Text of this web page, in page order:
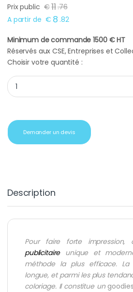
Prix public €11.76
A partir de € 8 .82
Minimum de commande 1500 € HT
Réservés aux CSE, Entreprises et
Choisir votre quantité :
Set de coloriage quantity
Demander un devis
Description
Pour faire forte impression,
publicitaireunique et
méthode la plus efficace. La
longue, et parmi les plus
coloriage. Il constitue un goodies